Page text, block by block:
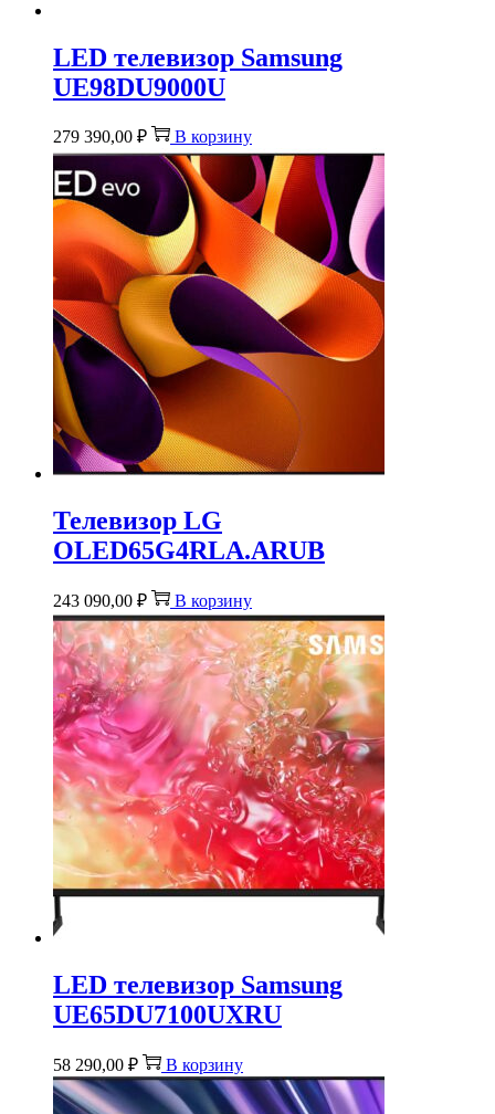
LED телевизор Samsung
UE98DU9000U
279 390,00 ₽ В корзину
Телевизор LG
OLED65G4RLA.ARUB
243 090,00 ₽ В корзину
LED телевизор Samsung
UE65DU7100UXRU
58 290,00 ₽ В корзину